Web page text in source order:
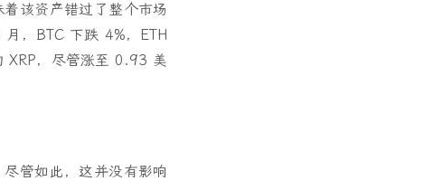
该资产错过了整个市场
，BTC 下跌 4%，ETH
XRP，尽管涨至 0.93 美
管如此，这并没有影响